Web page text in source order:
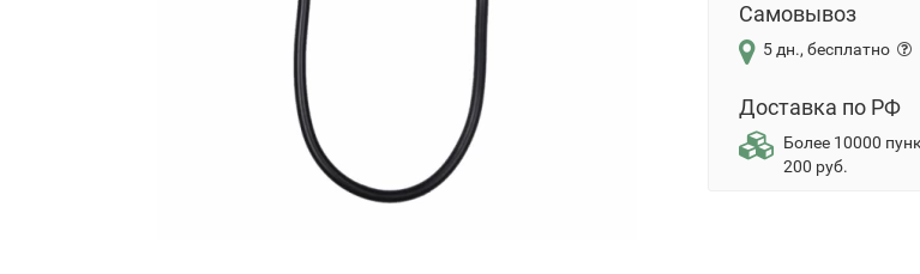
Самовывоз
5 дн., бесплатно
Доставка по РФ
Более 10000
200 руб.